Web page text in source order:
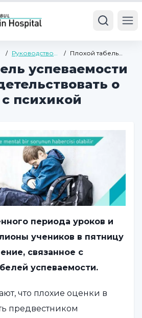
/ Руководство
подростковой
психиатрии
/ Плохой табель
может
о проблемах с
психикой
успеваемости
о
психикой
периода уроков и
учеников в пятницу
связанное с
успеваемости.
что плохие оценки в
предвестником